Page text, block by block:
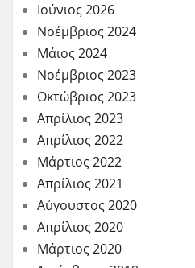
Ιούνιος 2026
Νοέμβριος 2024
Μάιος 2024
Νοέμβριος 2023
Οκτώβριος 2023
Απρίλιος 2023
Απρίλιος 2022
Μάρτιος 2022
Απρίλιος 2021
Αύγουστος 2020
Απρίλιος 2020
Μάρτιος 2020